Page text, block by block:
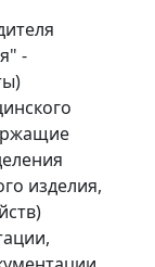
-
изделия,